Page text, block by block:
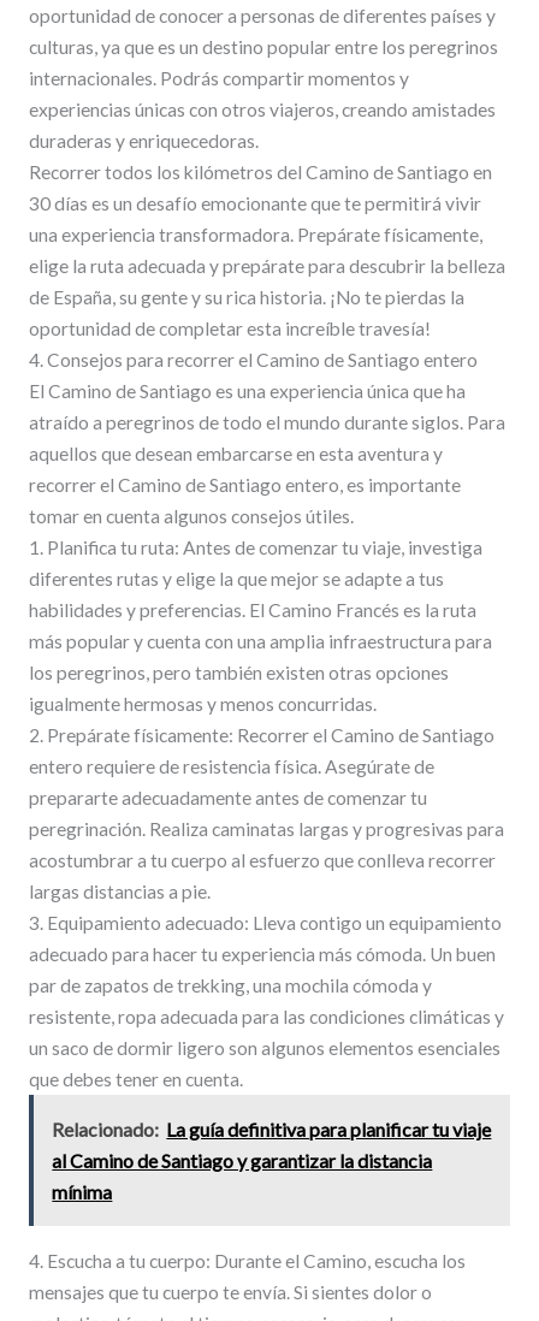
oportunidad de conocer a personas de diferentes países y
culturas, ya que es un destino popular entre los peregrinos
internacionales. Podrás compartir momentos y
experiencias únicas con otros viajeros, creando amistades
duraderas y enriquecedoras.
Recorrer todos los kilómetros del Camino de Santiago en
30 días es un desafío emocionante que te permitirá vivir
una experiencia transformadora. Prepárate físicamente,
elige la ruta adecuada y prepárate para descubrir la belleza
de España, su gente y su rica historia. ¡No te pierdas la
oportunidad de completar esta increíble travesía!
4. Consejos para recorrer el Camino de Santiago entero
El Camino de Santiago es una experiencia única que ha
atraído a peregrinos de todo el mundo durante siglos. Para
aquellos que desean embarcarse en esta aventura y
recorrer el Camino de Santiago entero, es importante
tomar en cuenta algunos consejos útiles.
1. Planifica tu ruta: Antes de comenzar tu viaje, investiga
diferentes rutas y elige la que mejor se adapte a tus
habilidades y preferencias. El Camino Francés es la ruta
más popular y cuenta con una amplia infraestructura para
los peregrinos, pero también existen otras opciones
igualmente hermosas y menos concurridas.
2. Prepárate físicamente: Recorrer el Camino de Santiago
entero requiere de resistencia física. Asegúrate de
prepararte adecuadamente antes de comenzar tu
peregrinación. Realiza caminatas largas y progresivas para
acostumbrar a tu cuerpo al esfuerzo que conlleva recorrer
largas distancias a pie.
3. Equipamiento adecuado: Lleva contigo un equipamiento
adecuado para hacer tu experiencia más cómoda. Un buen
par de zapatos de trekking, una mochila cómoda y
resistente, ropa adecuada para las condiciones climáticas y
un saco de dormir ligero son algunos elementos esenciales
que debes tener en cuenta.
Relacionado: La guía definitiva para planificar tu viaje
al Camino de Santiago y garantizar la distancia
mínima
4. Escucha a tu cuerpo: Durante el Camino, escucha los
mensajes que tu cuerpo te envía. Si sientes dolor o